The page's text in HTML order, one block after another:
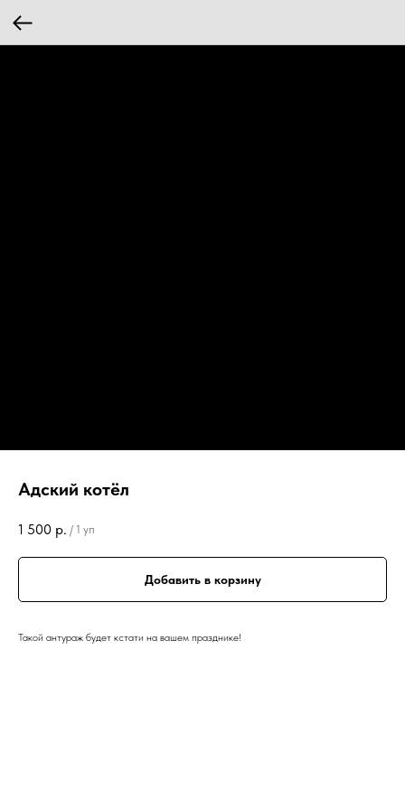
Адский котёл
1 500 р. / 1 уп
Добавить в корзину
Такой антураж будет кстати на вашем празднике!